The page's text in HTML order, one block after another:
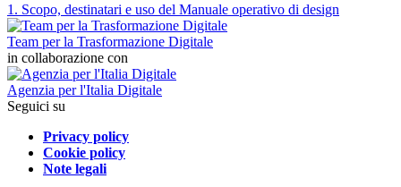
1. Scopo, destinatari e uso del Manuale operativo di design
Team per la Trasformazione Digitale
in collaborazione con
Agenzia per l'Italia Digitale
Seguici su
Privacy policy
Cookie policy
Note legali